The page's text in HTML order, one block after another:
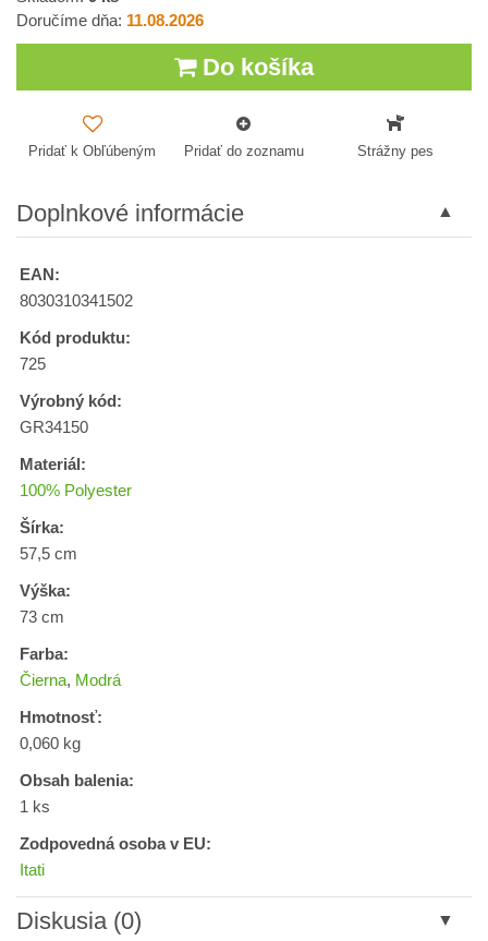
Doručíme dňa: 11.08.2026
Do košíka
Pridať k Obľúbeným Pridať do zoznamu Strážny pes
Doplnkové informácie
EAN:
8030310341502
Kód produktu:
725
Výrobný kód:
GR34150
Materiál:
100% Polyester
Šírka:
57,5 cm
Výška:
73 cm
Farba:
Čierna, Modrá
Hmotnosť:
0,060 kg
Obsah balenia:
1 ks
Zodpovedná osoba v EU:
Itati
Diskusia (0)